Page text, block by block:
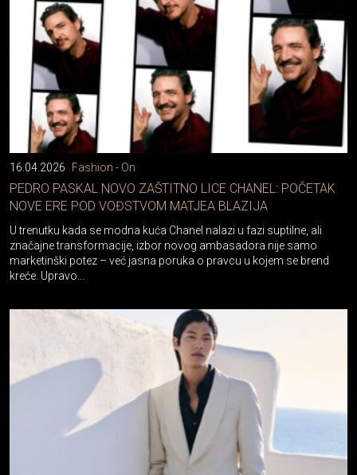
16.04.2026 Fashion - On
PEDRO PASKAL NOVO ZAŠTITNO LICE CHANEL: POČETAK
NOVE ERE POD VOĐSTVOM MATJEA BLAZIJA
U trenutku kada se modna kuća Chanel nalazi u fazi suptilne, ali
značajne transformacije, izbor novog ambasadora nije samo
marketinški potez – već jasna poruka o pravcu u kojem se brend
kreće. Upravo...